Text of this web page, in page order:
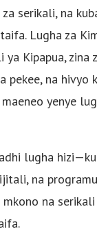
serikali, na
Lugha za
ya Kipapua, zina
pekee, na hivyo
yenye
lugha
na
na